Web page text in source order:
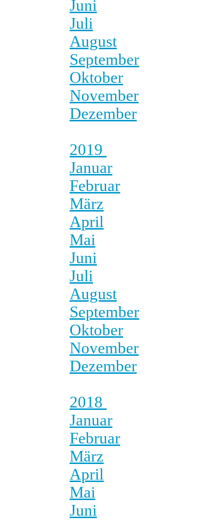
Juni
Juli
August
September
Oktober
November
Dezember
2019
Januar
Februar
März
April
Mai
Juni
Juli
August
September
Oktober
November
Dezember
2018
Januar
Februar
März
April
Mai
Juni